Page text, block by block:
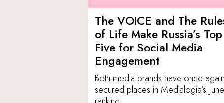
The VOICE and The
of Life Make Russia’s Top
Five for Social Media
Engagement
Both media brands have once again
secured places in Medialogia’s June